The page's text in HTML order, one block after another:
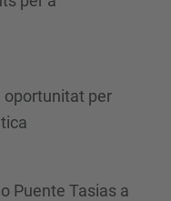
oportunitat per
Puente Tasias a